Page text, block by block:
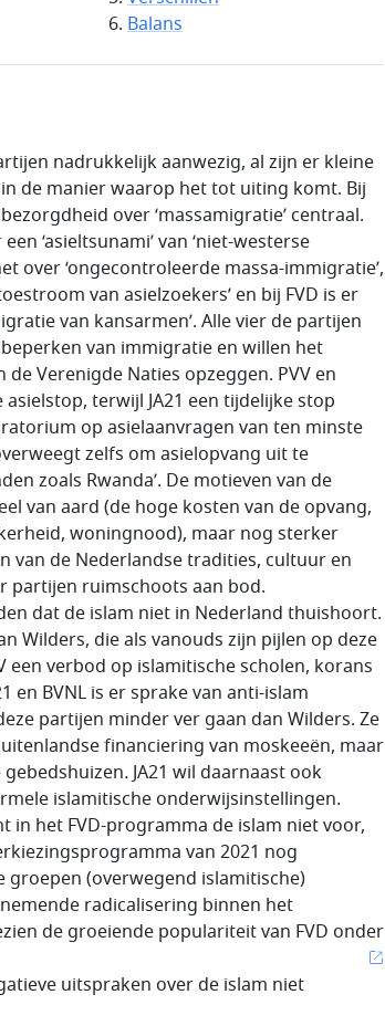
Balans
nadrukkelijk aanwezig, al zijn er kleine
de manier waarop het tot uiting komt. Bij
over ‘massamigratie’ centraal.
‘asieltsunami’ van ‘niet-westerse
over ‘ongecontroleerde massa-immigratie’,
van asielzoekers’ en bij FVD is er
van kansarmen’. Alle vier de partijen
van immigratie en willen het
Verenigde Naties opzeggen. PVV en
asielstop, terwijl JA21 een tijdelijke stop
op asielaanvragen van ten minste
zelfs om asielopvang uit te
zoals Rwanda’. De motieven van de
van aard (de hoge kosten van de opvang,
woningnood), maar nog sterker
van de Nederlandse tradities, cultuur en
partijen ruimschoots aan bod.
dat de islam niet in Nederland thuishoort.
Wilders, die als vanouds zijn pijlen op deze
een verbod op islamitische scholen, korans
en BVNL is er sprake van anti-islam
partijen minder ver gaan dan Wilders. Ze
financiering van moskeeën, maar
.JA21 wil daarnaast ook
islamitische onderwijsinstellingen.
in het FVD-programma de islam niet voor,
van 2021 nog
groepen (overwegend islamitische)
radicalisering binnen het
de groeiende populariteit van FVD onder
uitspraken over de islam niet